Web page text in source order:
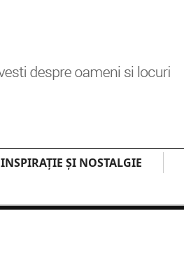
INSPIRAŢIE ŞI NOSTALGIE